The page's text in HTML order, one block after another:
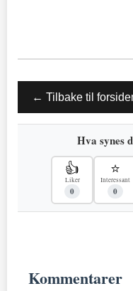
← Tilbake til
Hva synes
👍
Liker
0
⭐
Interessant
0
Kommentarer